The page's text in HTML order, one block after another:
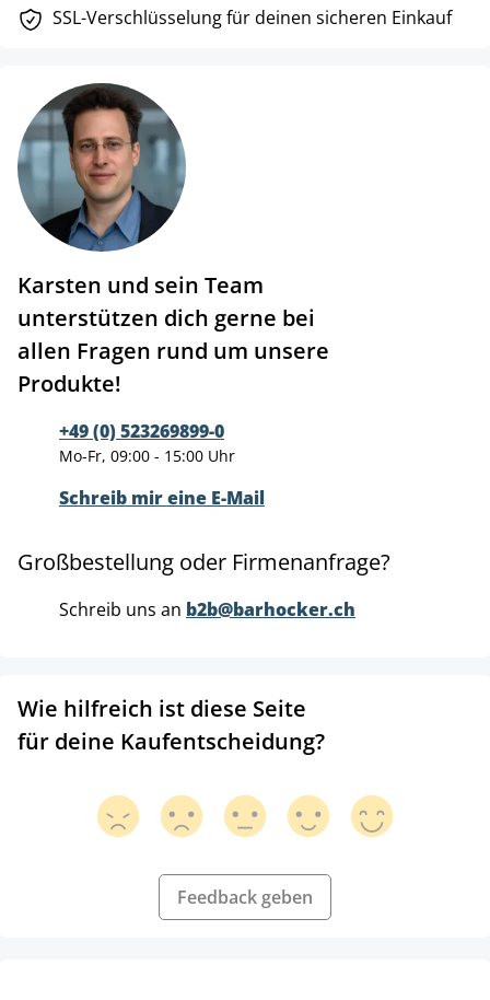
SSL-Verschlüsselung für deinen sicheren Einkauf
Karsten und sein Team
unterstützen dich gerne bei
allen Fragen rund um unsere
Produkte!
+49 (0) 523269899-0
Mo-Fr, 09:00 - 15:00 Uhr
Schreib mir eine E-Mail
Großbestellung oder Firmenanfrage?
Schreib uns an b2b@barhocker.ch
Wie hilfreich ist diese Seite
für deine Kaufentscheidung?
Feedback geben